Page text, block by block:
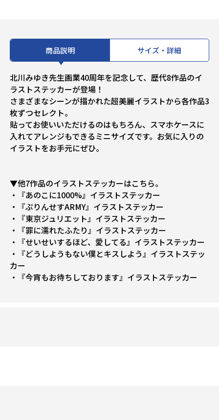
商品説明 サイズ・詳細
北川みゆき先生画業40周年を記念して、歴代8作品のイ
ラストステッカーが登場！
さまざまなシーンが描かれた超美麗イラストから各作品3
枚ずつセレクト。
貼ってお使いいただけるのはもちろん、スマホケースに
入れてアレンジもできるミニサイズです。お気に入りの
イラストをお手元にぜひ。
▼他7作品のイラストステッカーはこちら。
・『あのこに1000%』イラストステッカー
・『ぷりんせすARMY』イラストステッカー
・『東京ジュリエット』イラストステッカー
・『罪に濡れたふたり』イラストステッカー
・『せいせいするほど、愛してる』イラストステッカー
・『どうしようもない僕とキスしよう』イラストステッ
カー
・『今宵もお待ちしております』イラストステッカー